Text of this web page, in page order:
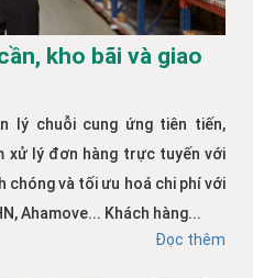
kho bãi và giao
lý chuỗi cung ứng tiên tiến,
xử lý đơn hàng trực tuyến với
chóng và tối ưu hoá chi phí với
Ahamove... Khách hàng...
Đọc thêm